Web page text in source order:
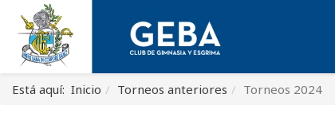
Está aquí: Inicio Torneos anteriores Torneos 2024